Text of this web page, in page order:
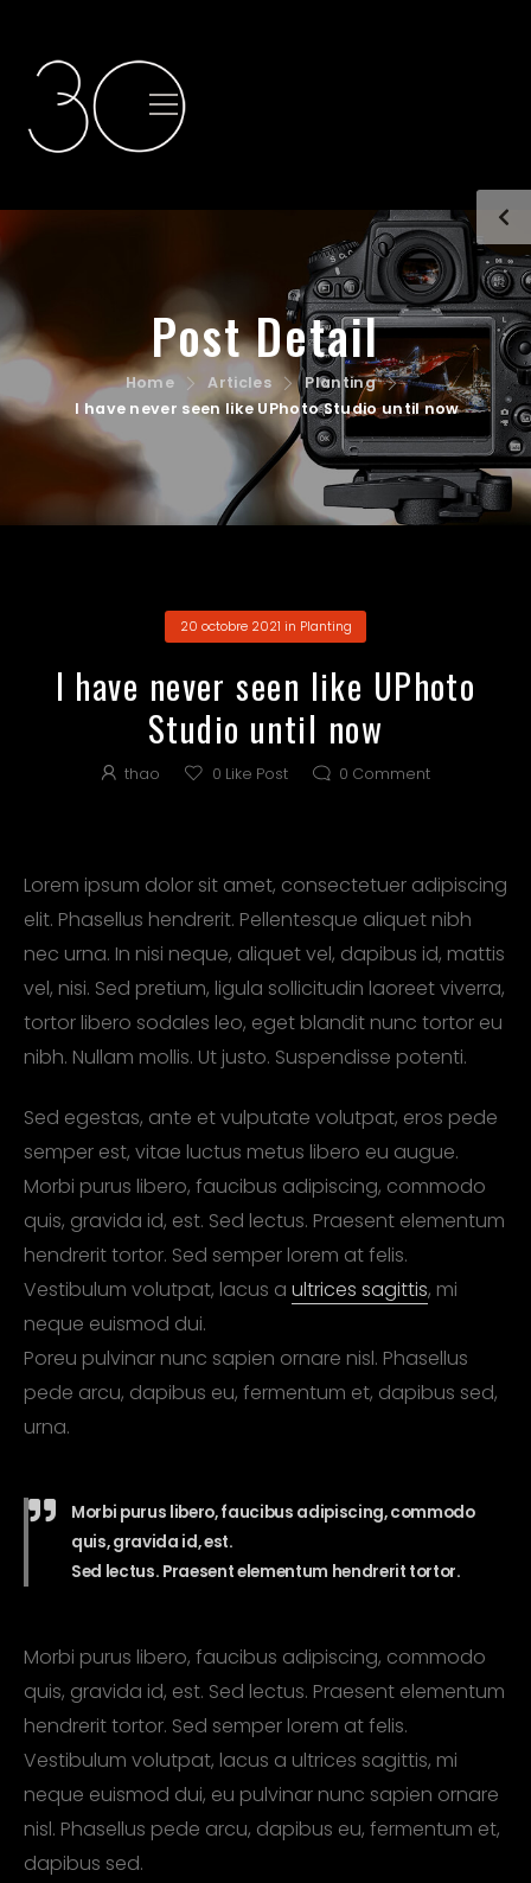
Post Detail
Home Articles
Planting
I have never seen like UPhoto Studio until now
20 octobre 2021 in Planting
I have never seen like UPhoto
Studio until now
thao 0 Like Post 0 Comment
Lorem ipsum dolor sit amet, consectetuer adipiscing
elit. Phasellus hendrerit. Pellentesque aliquet nibh
nec urna. In nisi neque, aliquet vel, dapibus id, mattis
vel, nisi. Sed pretium, ligula sollicitudin laoreet viverra,
tortor libero sodales leo, eget blandit nunc tortor eu
nibh. Nullam mollis. Ut justo. Suspendisse potenti.
Sed egestas, ante et vulputate volutpat, eros pede
semper est, vitae luctus metus libero eu augue.
Morbi purus libero, faucibus adipiscing, commodo
quis, gravida id, est. Sed lectus. Praesent elementum
hendrerit tortor. Sed semper lorem at felis.
Vestibulum volutpat, lacus a ultrices sagittis, mi
neque euismod dui.
Poreu pulvinar nunc sapien ornare nisl. Phasellus
pede arcu, dapibus eu, fermentum et, dapibus sed,
urna.
Morbi purus libero, faucibus adipiscing, commodo
quis, gravida id, est.
Sed lectus. Praesent elementum hendrerit tortor.
Morbi purus libero, faucibus adipiscing, commodo
quis, gravida id, est. Sed lectus. Praesent elementum
hendrerit tortor. Sed semper lorem at felis.
Vestibulum volutpat, lacus a ultrices sagittis, mi
neque euismod dui, eu pulvinar nunc sapien ornare
nisl. Phasellus pede arcu, dapibus eu, fermentum et,
dapibus sed.